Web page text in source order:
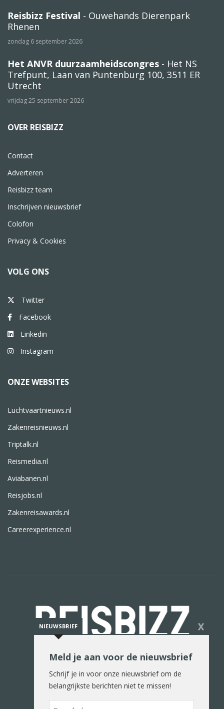
Reisbizz Festival - Ouwehands Dierenpark
Rhenen
zondag 6 september 2026
Het ANVR duurzaamheidscongres - Het NS
Trefpunt, Laan van Puntenburg 100, 3511 ER
Utrecht
vrijdag 25 september 2026
OVER REISBIZZ
Contact
Adverteren
Reisbizz team
Inschrijven nieuwsbrief
Colofon
Privacy & Cookies
VOLG ONS
Twitter
Facebook
Linkedin
Instagram
ONZE WEBSITES
Luchtvaartnieuws.nl
Zakenreisnieuws.nl
Triptalk.nl
Reismedia.nl
Aviabanen.nl
Reisjobs.nl
Zakenreisawards.nl
Careerexperience.nl
De reiswereld in woord en beeld
NIEUWSBRIEF X
Meld je aan voor de nieuwsbrief
Schrijf je in voor onze nieuwsbrief om de
belangrijkste berichten niet te missen!
E-